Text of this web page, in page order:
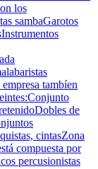
los
sambaGarotos
tambíen
de
cintasZona
compuesta por
percusionistas